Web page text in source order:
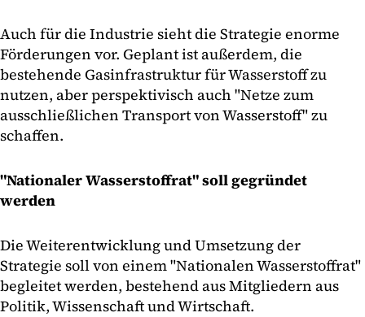
Auch für die Industrie sieht die Strategie enorme
Förderungen vor. Geplant ist außerdem, die
bestehende Gasinfrastruktur für Wasserstoff zu
nutzen, aber perspektivisch auch "Netze zum
ausschließlichen Transport von Wasserstoff" zu
schaffen.
"Nationaler Wasserstoffrat" soll gegründet
werden
Die Weiterentwicklung und Umsetzung der
Strategie soll von einem "Nationalen Wasserstoffrat"
begleitet werden, bestehend aus Mitgliedern aus
Politik, Wissenschaft und Wirtschaft.